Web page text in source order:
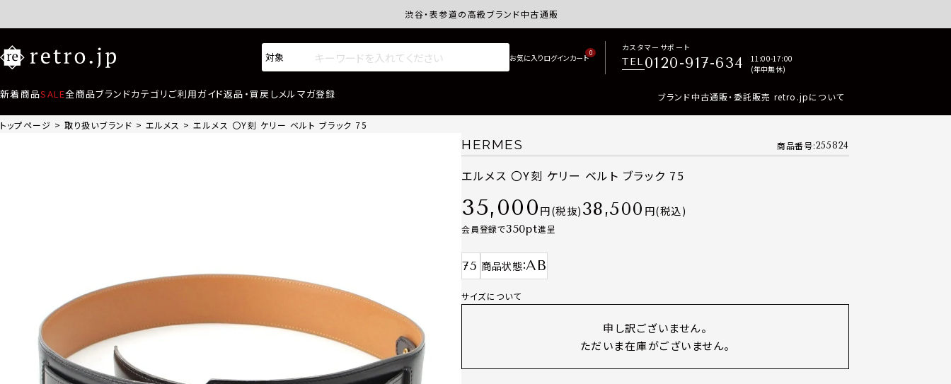
渋谷・表参道の高級ブランド中古通販サイトretro.jp商品はすべて正規品保証・返品可能（返品NG記載品を除く）
0
カスタマーサポート
TEL0120-917-634
11:00-17:00
(年中無休)
新着商品SALE全商品ブランドカテゴリ ご利用ガイド返品・買戻しメルマガ登録 ブランド中古通販・委託販売 retro.jpについて
トップページ 取り扱いブランド エルメス エルメス 〇Y刻 ケリー ベルト ブラック 75
HERMES 商品番号 255824
エルメス 〇Y刻 ケリー ベルト ブラック 75
35,000 税抜 38,500 税込
会員登録で350 進呈
75 商品状態 AB
サイズについて
申し訳ございません。
ただいま在庫がございません。